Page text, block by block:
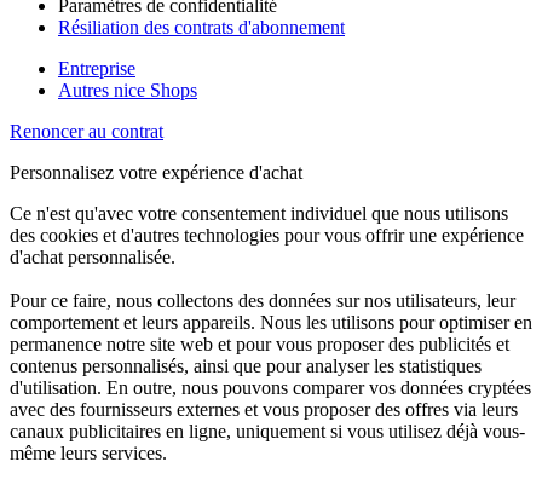
Paramètres de confidentialité
Résiliation des contrats d'abonnement
Entreprise
Autres nice Shops
Renoncer au contrat
Personnalisez votre expérience d'achat
Ce n'est qu'avec votre consentement individuel que nous utilisons
des cookies et d'autres technologies pour vous offrir une expérience
d'achat personnalisée.
Pour ce faire, nous collectons des données sur nos utilisateurs, leur
comportement et leurs appareils. Nous les utilisons pour optimiser en
permanence notre site web et pour vous proposer des publicités et
contenus personnalisés, ainsi que pour analyser les statistiques
d'utilisation. En outre, nous pouvons comparer vos données cryptées
avec des fournisseurs externes et vous proposer des offres via leurs
canaux publicitaires en ligne, uniquement si vous utilisez déjà vous-
même leurs services.